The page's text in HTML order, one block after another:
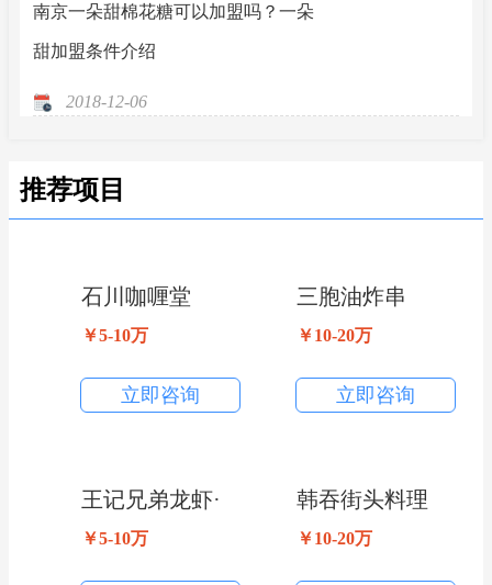
南京一朵甜棉花糖可以加盟吗？一朵
甜加盟条件介绍
2018-12-06
推荐项目
石川咖喱堂
￥5-10万
立即咨询
三胞油炸串
￥10-20万
立即咨询
王记兄弟龙虾·
炭火牛蛙
￥5-10万
韩吞街头料理
￥10-20万